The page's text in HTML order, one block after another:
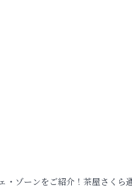
・ゾーンをご紹介！茶屋さくら